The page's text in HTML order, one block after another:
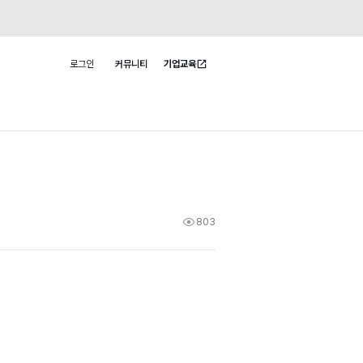
로그인 커뮤니티 기업교육
803